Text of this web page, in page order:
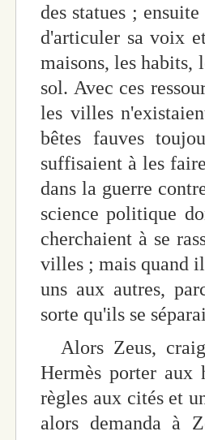
des statues ;
d'articuler sa voix
maisons, les habits,
sol. Avec ces
les villes
bêtes fauves
suffisaient à les
dans la guerre
science politique
cherchaient à se
villes ; mais quand
uns aux autres,
sorte qu'ils se
Alors Zeus,
Hermès porter aux
règles aux cités et
alors demanda à